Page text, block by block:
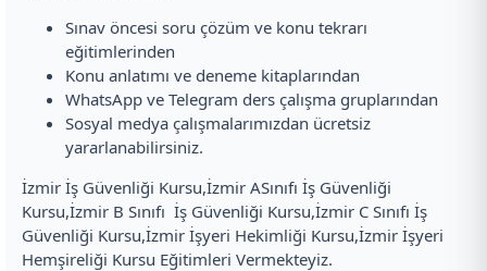
Sınav öncesi soru çözüm ve konu tekrarı
eğitimlerinden
Konu anlatımı ve deneme kitaplarından
WhatsApp ve Telegram ders çalışma gruplarından
Sosyal medya çalışmalarımızdan ücretsiz
yararlanabilirsiniz.
İzmir İş Güvenliği Kursu,İzmir ASınıfı İş Güvenliği
Kursu,İzmir B Sınıfı İş Güvenliği Kursu,İzmir C Sınıfı İş
Güvenliği Kursu,İzmir İşyeri Hekimliği Kursu,İzmir İşyeri
Hemşireliği Kursu Eğitimleri Vermekteyiz.